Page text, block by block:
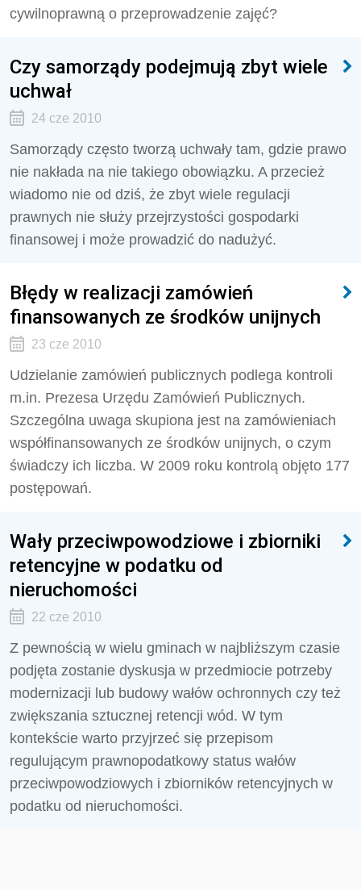
cywilnoprawną o przeprowadzenie zajęć?
Czy samorządy podejmują zbyt wiele
uchwał
24 cze 2010
Samorządy często tworzą uchwały tam, gdzie prawo
nie nakłada na nie takiego obowiązku. A przecież
wiadomo nie od dziś, że zbyt wiele regulacji
prawnych nie służy przejrzystości gospodarki
finansowej i może prowadzić do nadużyć.
Błędy w realizacji zamówień
finansowanych ze środków unijnych
23 cze 2010
Udzielanie zamówień publicznych podlega kontroli
m.in. Prezesa Urzędu Zamówień Publicznych.
Szczególna uwaga skupiona jest na zamówieniach
współfinansowanych ze środków unijnych, o czym
świadczy ich liczba. W 2009 roku kontrolą objęto 177
postępowań.
Wały przeciwpowodziowe i zbiorniki
retencyjne w podatku od
nieruchomości
22 cze 2010
Z pewnością w wielu gminach w najbliższym czasie
podjęta zostanie dyskusja w przedmiocie potrzeby
modernizacji lub budowy wałów ochronnych czy też
zwiększania sztucznej retencji wód. W tym
kontekście warto przyjrzeć się przepisom
regulującym prawnopodatkowy status wałów
przeciwpowodziowych i zbiorników retencyjnych w
podatku od nieruchomości.